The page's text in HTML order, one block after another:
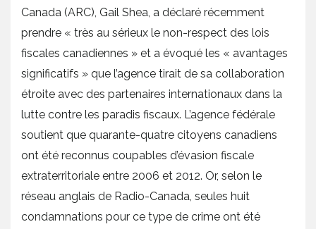
Canada (ARC), Gail Shea, a déclaré récemment
prendre « très au sérieux le non-respect des lois
fiscales canadiennes » et a évoqué les « avantages
significatifs » que l’agence tirait de sa collaboration
étroite avec des partenaires internationaux dans la
lutte contre les paradis fiscaux. L’agence fédérale
soutient que quarante-quatre citoyens canadiens
ont été reconnus coupables d’évasion fiscale
extraterritoriale entre 2006 et 2012. Or, selon le
réseau anglais de Radio-Canada, seules huit
condamnations pour ce type de crime ont été